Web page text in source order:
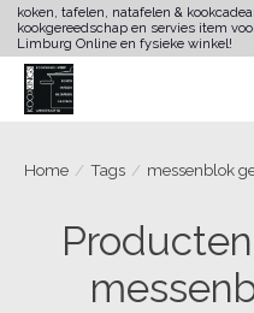
koken, tafelen, natafelen &
kookgereedschap en servies item
Limburg Online en fysieke winkel!
Home / Tags / messenblok